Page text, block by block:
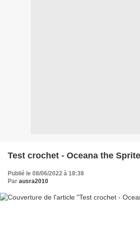
Test crochet - Oceana the
Publié le 08/06/2022 à 18:38
Par ausra2010